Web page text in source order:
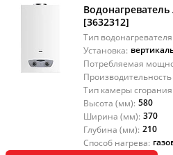
Водонагреватель
[3632312]
Тип водонагревателя:
Установка:
Потребляемая
Тип камеры сгорания:
Высота (мм): 580
Ширина (мм): 370
Глубина (мм): 210
Способ нагрева: